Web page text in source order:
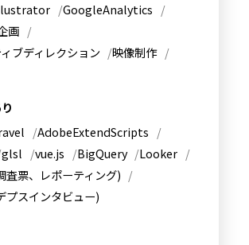
GoogleAnalytics
画
ブディレクション
映像制作
AdobeExtendScripts
glsl vue.js BigQuery
Looker
査票、レポーティング)
プスインタビュー)